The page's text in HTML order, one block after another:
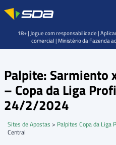
Palpite: Sarmiento
– Copa da Liga
24/2/2024
Sites de Apostas > Palpites Copa da Liga
Central
18+ | Jogue com responsabilidade |
comercial | Ministério da Fazenda